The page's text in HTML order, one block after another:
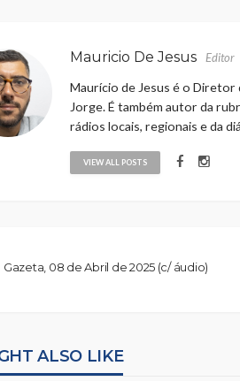
Mauricio De Jesus Editor
Maurício de Jesus é o Diretor
Jorge. É também autor da
rádios locais, regionais e da
VIEW ALL POSTS
Gazeta, 08 de Abril de 2025 (c/ áudio)
ALSO LIKE